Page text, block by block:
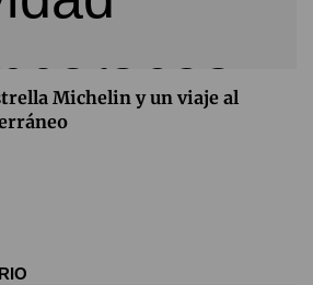
Michelin y un viaje al